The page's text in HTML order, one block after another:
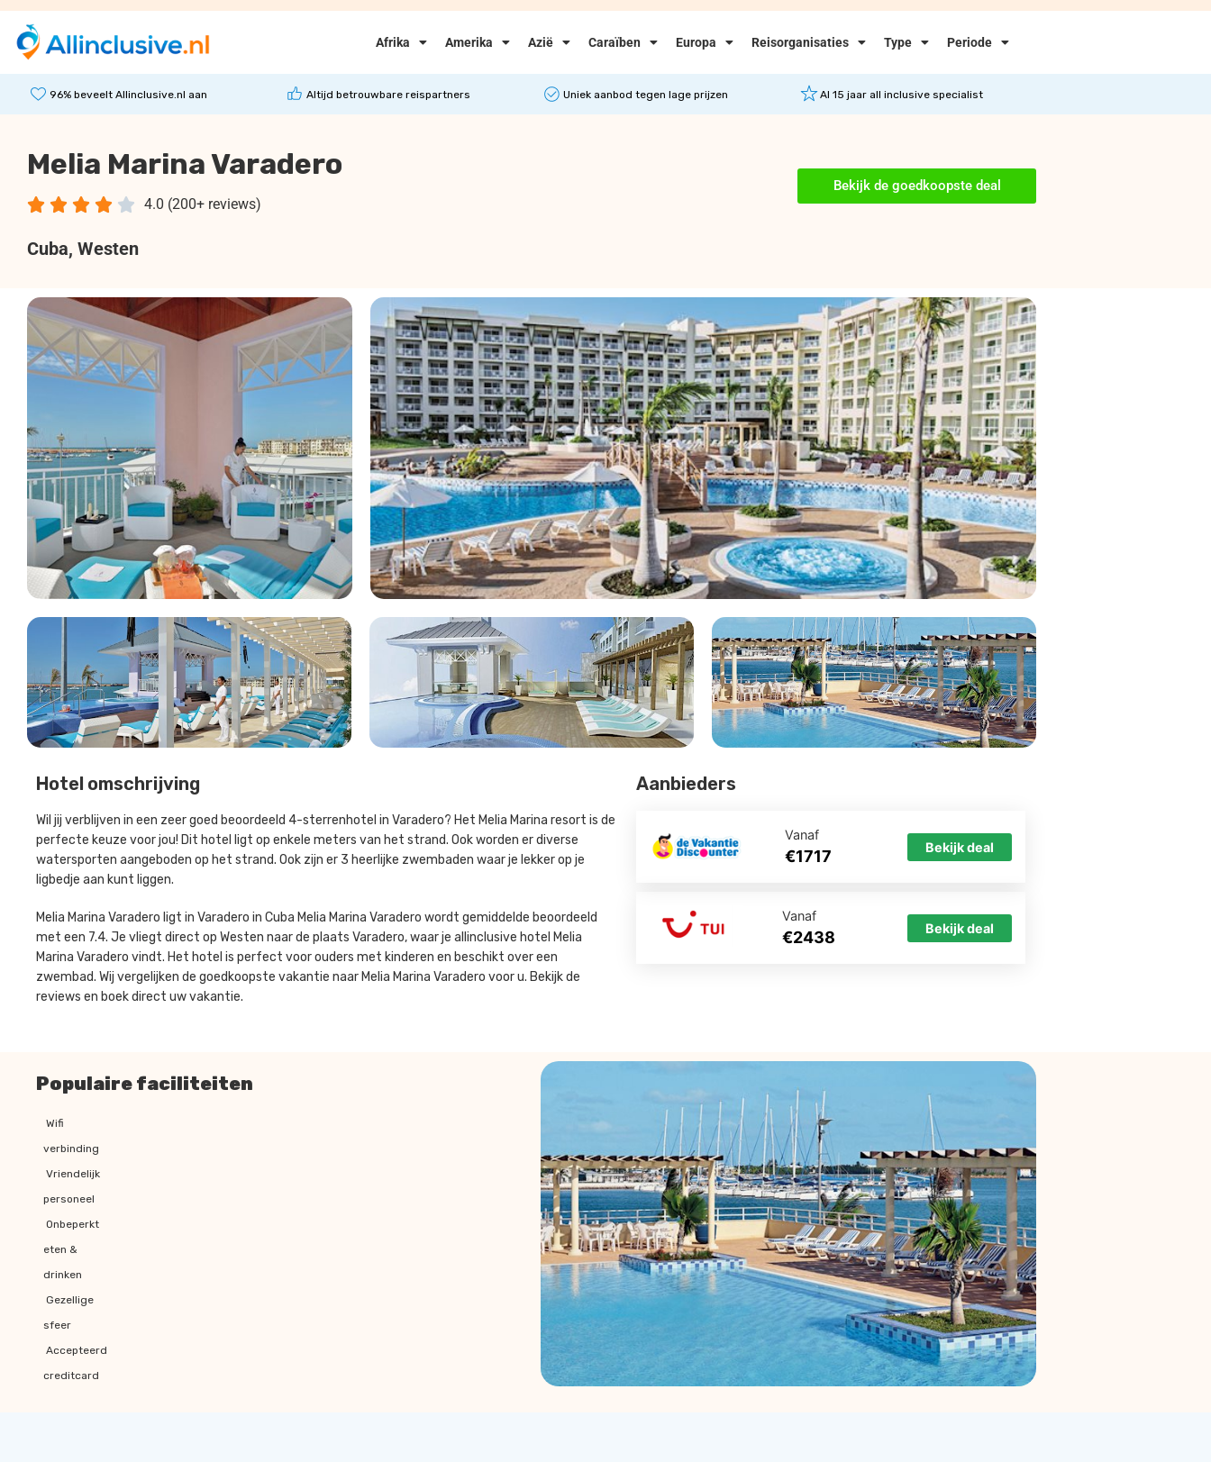
Afrika Amerika Azië Caraïben Europa Reisorganisaties Type Periode
96% beveelt Allinclusive.nl aan Altijd betrouwbare reispartners Uniek aanbod tegen lage prijzen Al 15 jaar all inclusive specialist
Melia Marina Varadero
4.0 (200+ reviews)
    
Cuba, Westen
Bekijk de goedkoopste deal
Hotel omschrijving
Wil jij verblijven in een zeer goed beoordeeld 4-sterrenhotel in Varadero? Het Melia Marina resort is de
perfecte keuze voor jou! Dit hotel ligt op enkele meters van het strand. Ook worden er diverse
watersporten aangeboden op het strand. Ook zijn er 3 heerlijke zwembaden waar je lekker op je
ligbedje aan kunt liggen.
Melia Marina Varadero ligt in Varadero in Cuba Melia Marina Varadero wordt gemiddelde beoordeeld
met een 7.4. Je vliegt direct op Westen naar de plaats Varadero, waar je allinclusive hotel Melia
Marina Varadero vindt. Het hotel is perfect voor ouders met kinderen en beschikt over een
zwembad. Wij vergelijken de goedkoopste vakantie naar Melia Marina Varadero voor u. Bekijk de
reviews en boek direct uw vakantie.
Aanbieders
Vanaf
€1717 Bekijk deal
Vanaf
€2438 Bekijk deal
Populaire faciliteiten
Wifi
verbinding
Vriendelijk
personeel
Onbeperkt
eten &
drinken
Gezellige
sfeer
Accepteerd
creditcard